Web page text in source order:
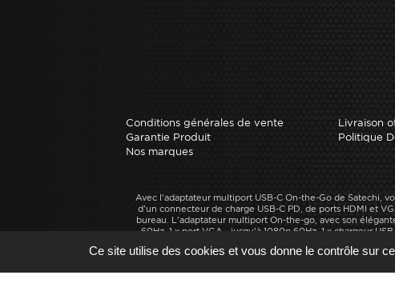
Conditions générales de vente Livraison
Garantie Produit
Politique
Nos marques
Avec l'adaptateur multiport USB-C On-the-Go de Satechi,
d'un connecteur de charge USB-C PD, de ports HDMI et
bureau. L'adaptateur multiport On-the-go, avec son
60Hz, 1 x port VGA - jusqu'à 1080p 60Hz, 1 x chargeur
charge/vidéo) et emplacements pour lecteur de carte
Ce site utilise des cookies et vous donne le contrôle sur